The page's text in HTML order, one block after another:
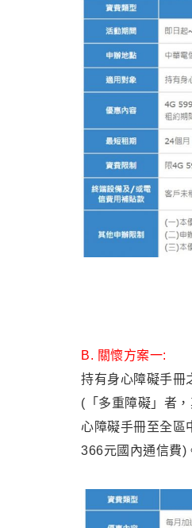
B. 關懷方案一:
持有身心障礙手冊
(「多重障礙」者
心障礙手冊至全區
366元國內通信費)